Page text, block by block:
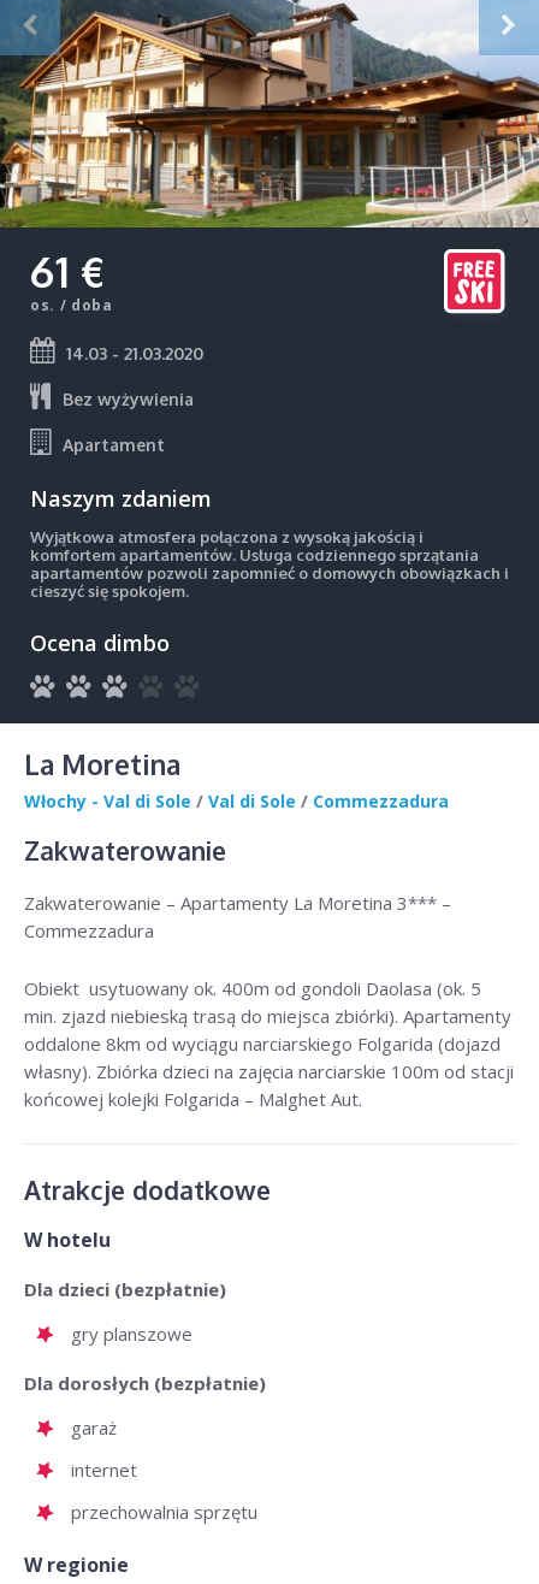
61 €
os. / doba
14.03 - 21.03.2020
Bez wyżywienia
Apartament
Naszym zdaniem
Wyjątkowa atmosfera połączona z wysoką jakością i
komfortem apartamentów. Usługa codziennego sprzątania
apartamentów pozwoli zapomnieć o domowych obowiązkach i
cieszyć się spokojem.
Ocena dimbo
La Moretina
Włochy - Val di Sole / Val di Sole / Commezzadura
Zakwaterowanie
Zakwaterowanie – Apartamenty La Moretina 3*** –
Commezzadura
Obiekt usytuowany ok. 400m od gondoli Daolasa (ok. 5
min. zjazd niebieską trasą do miejsca zbiórki). Apartamenty
oddalone 8km od wyciągu narciarskiego Folgarida (dojazd
własny). Zbiórka dzieci na zajęcia narciarskie 100m od stacji
końcowej kolejki Folgarida – Malghet Aut.
Atrakcje dodatkowe
W hotelu
Dla dzieci (bezpłatnie)
gry planszowe
Dla dorosłych (bezpłatnie)
garaż
internet
przechowalnia sprzętu
W regionie